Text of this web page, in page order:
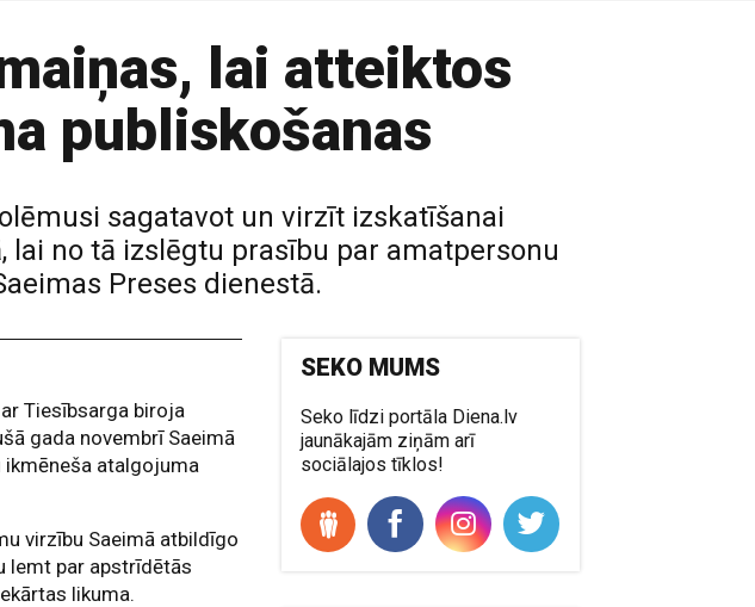
lai atteiktos
publiskošanas
sagatavot un virzīt izskatīšanai
no tā izslēgtu prasību par amatpersonu
Preses dienestā.
Tiesībsarga biroja
gada novembrī Saeimā
atalgojuma
virzību Saeimā atbildīgo
lemt par apstrīdētās
likuma.
SEKO MUMS
Seko līdzi portāla Diena.lv
jaunākajām ziņām arī
sociālajos tīklos!